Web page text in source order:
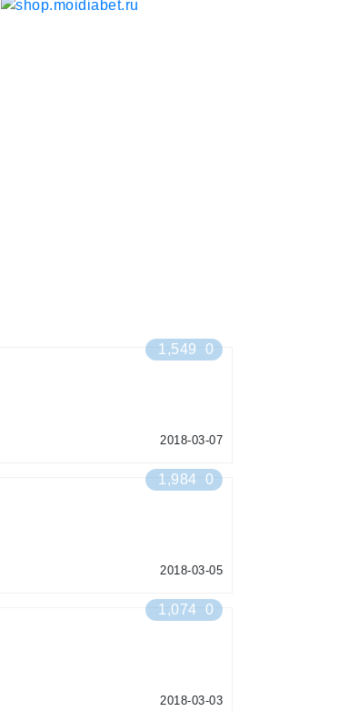
1,549 0
2018-03-07
1,984 0
2018-03-05
1,074 0
2018-03-03